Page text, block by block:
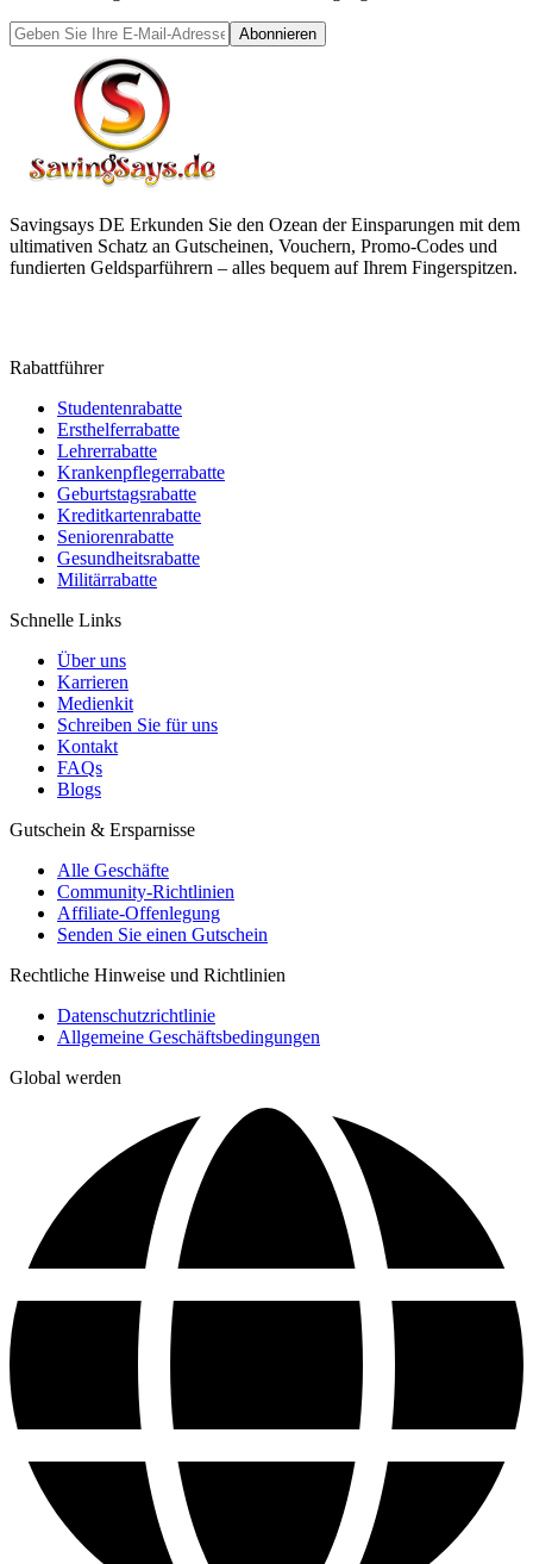
Abonnieren
Savingsays DE Erkunden Sie den Ozean der Einsparungen mit dem
ultimativen Schatz an Gutscheinen, Vouchern, Promo-Codes und
fundierten Geldsparführern – alles bequem auf Ihrem Fingerspitzen.
Rabattführer
Studentenrabatte
Ersthelferrabatte
Lehrerrabatte
Krankenpflegerrabatte
Geburtstagsrabatte
Kreditkartenrabatte
Seniorenrabatte
Gesundheitsrabatte
Militärrabatte
Schnelle Links
Über uns
Karrieren
Medienkit
Schreiben Sie für uns
Kontakt
FAQs
Blogs
Gutschein & Ersparnisse
Alle Geschäfte
Community-Richtlinien
Affiliate-Offenlegung
Senden Sie einen Gutschein
Rechtliche Hinweise und Richtlinien
Datenschutzrichtlinie
Allgemeine Geschäftsbedingungen
Global werden